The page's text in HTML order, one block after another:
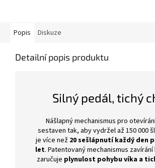
Popis Diskuze
Detailní popis produktu
Silný pedál, tichý
Nášlapný mechanismus pro
sestaven tak, aby vydržel až 150 000
je více než 20 sešlápnutí každý den
let. Patentovaný mechanismus
zaručuje plynulost pohybu víka a